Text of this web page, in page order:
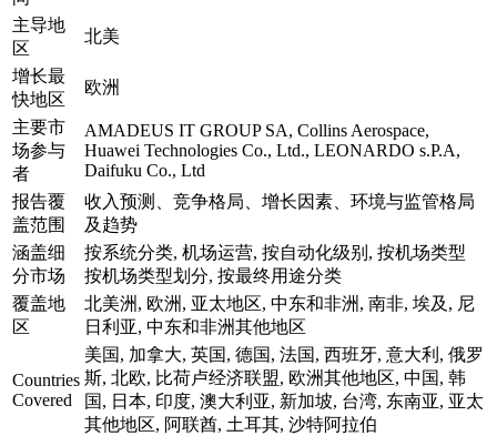
主导地
区
北美
增长最
快地区
欧洲
主要市
场参与
者
AMADEUS IT GROUP SA, Collins Aerospace,
Huawei Technologies Co., Ltd., LEONARDO s.P.A,
Daifuku Co., Ltd
报告覆
盖范围
收入预测、竞争格局、增长因素、环境与监管格局
及趋势
涵盖细
分市场
按系统分类, 机场运营, 按自动化级别, 按机场类型
按机场类型划分, 按最终用途分类
覆盖地
区
北美洲, 欧洲, 亚太地区, 中东和非洲, 南非, 埃及, 尼
日利亚, 中东和非洲其他地区
Countries
Covered
美国, 加拿大, 英国, 德国, 法国, 西班牙, 意大利, 俄罗
斯, 北欧, 比荷卢经济联盟, 欧洲其他地区, 中国, 韩
国, 日本, 印度, 澳大利亚, 新加坡, 台湾, 东南亚, 亚太
其他地区, 阿联酋, 土耳其, 沙特阿拉伯